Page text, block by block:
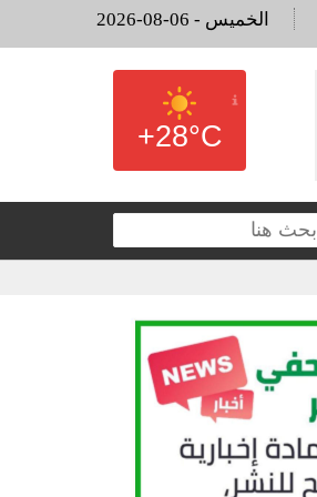
2026-08-06 - الخميس
البنك الأهلي يرد
لـ”أخبار البلد”
ويوضح أسباب
إغلاق عدد من
+28°C